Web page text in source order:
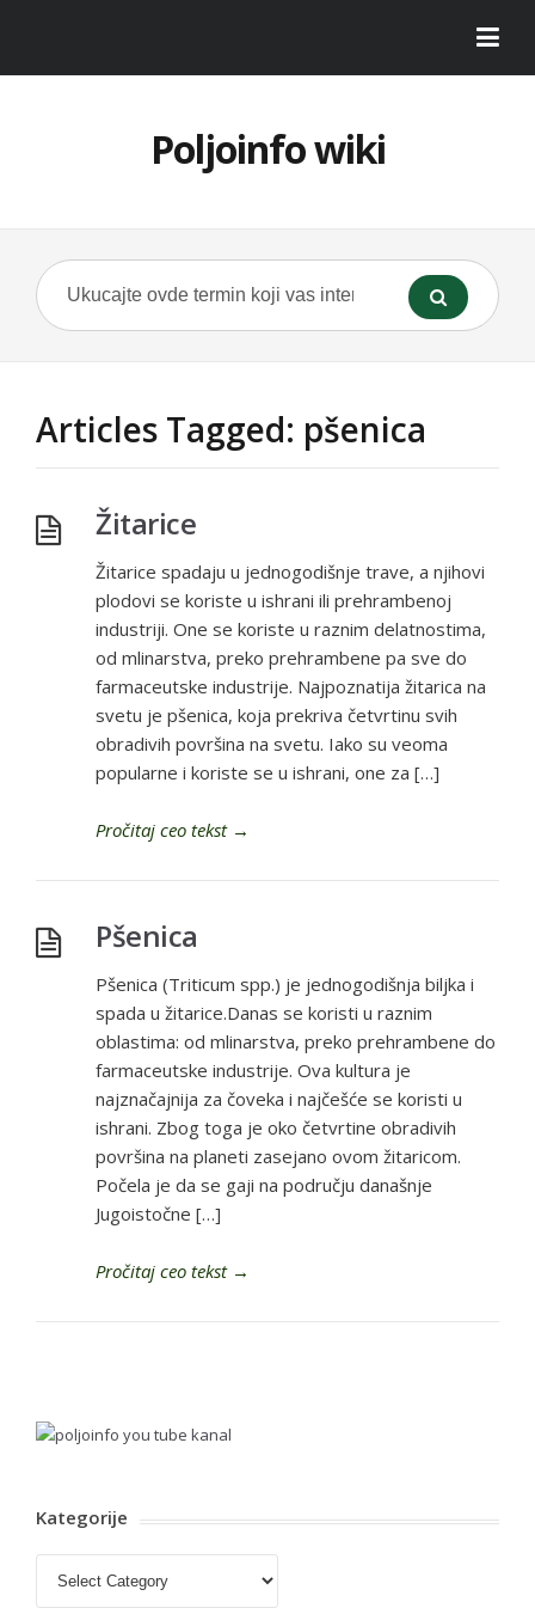
Poljoinfo wiki
Articles Tagged: pšenica
Žitarice
Žitarice spadaju u jednogodišnje trave, a njihovi
plodovi se koriste u ishrani ili prehrambenoj
industriji. One se koriste u raznim delatnostima,
od mlinarstva, preko prehrambene pa sve do
farmaceutske industrije. Najpoznatija žitarica na
svetu je pšenica, koja prekriva četvrtinu svih
obradivih površina na svetu. Iako su veoma
popularne i koriste se u ishrani, one za […]
Pročitaj ceo tekst→
Pšenica
Pšenica (Triticum spp.) je jednogodišnja biljka i
spada u žitarice.Danas se koristi u raznim
oblastima: od mlinarstva, preko prehrambene do
farmaceutske industrije. Ova kultura je
najznačajnija za čoveka i najčešće se koristi u
ishrani. Zbog toga je oko četvrtine obradivih
površina na planeti zasejano ovom žitaricom.
Počela je da se gaji na području današnje
Jugoistočne […]
Pročitaj ceo tekst→
Kategorije